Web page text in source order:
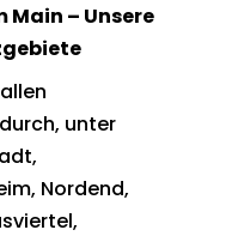
– Unsere
unter
Nordend,